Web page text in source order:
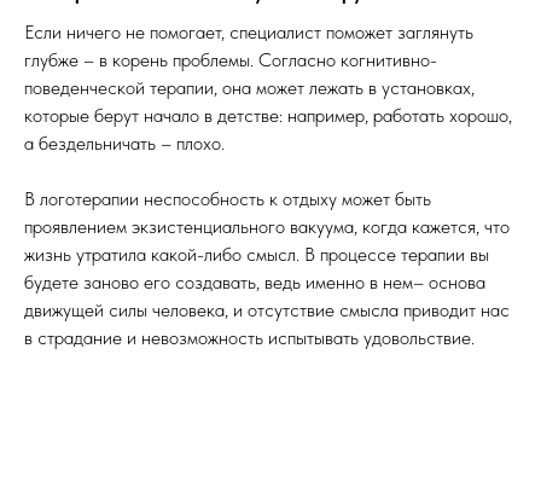
Если ничего не помогает, специалист поможет заглянуть
глубже – в корень проблемы. Согласно когнитивно-
поведенческой терапии, она может лежать в установках,
которые берут начало в детстве: например, работать хорошо,
а бездельничать – плохо.
В логотерапии неспособность к отдыху может быть
проявлением экзистенциального вакуума, когда кажется, что
жизнь утратила какой-либо смысл. В процессе терапии вы
будете заново его создавать, ведь именно в нем– основа
движущей силы человека, и отсутствие смысла приводит нас
в страдание и невозможность испытывать удовольствие.